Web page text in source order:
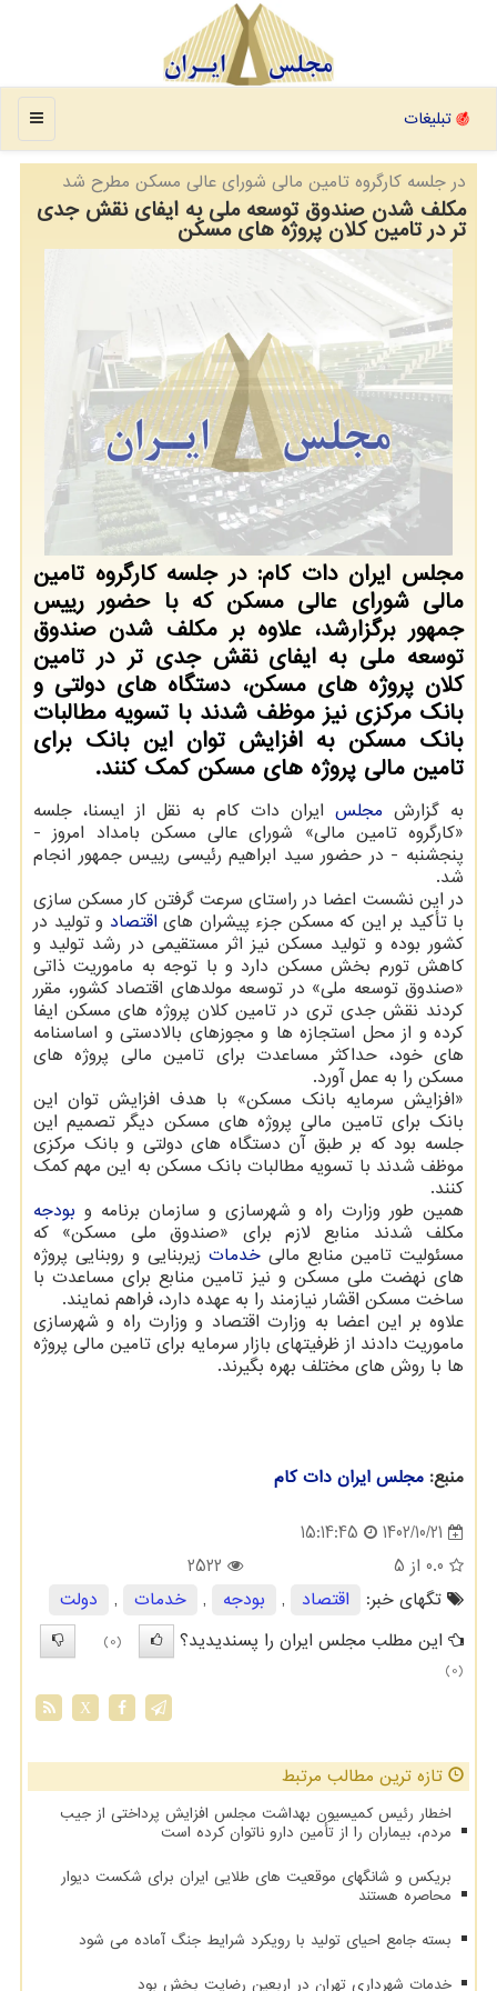
منو تبلیغات
در جلسه كارگروه تامین مالی شورای عالی مسكن مطرح شد
مکلف شدن صندوق توسعه ملی به ایفای نقش جدی
تر در تامین کلان پروژه های مسکن
مجلس ایران دات کام: در جلسه کارگروه تامین
مالی شورای عالی مسکن که با حضور رییس
جمهور برگزارشد، علاوه بر مکلف شدن صندوق
توسعه ملی به ایفای نقش جدی تر در تامین
کلان پروژه های مسکن، دستگاه های دولتی و
بانک مرکزی نیز موظف شدند با تسویه مطالبات
بانک مسکن به افزایش توان این بانک برای
تامین مالی پروژه های مسکن کمک کنند.
به گزارش مجلس ایران دات کام به نقل از ایسنا، جلسه
«کارگروه تامین مالی» شورای عالی مسکن بامداد امروز -
پنجشنبه - در حضور سید ابراهیم رئیسی رییس جمهور انجام
شد.
در این نشست اعضا در راستای سرعت گرفتن کار مسکن سازی
با تأکید بر این که مسکن جزء پیشران های اقتصاد و تولید در
کشور بوده و تولید مسکن نیز اثر مستقیمی در رشد تولید و
کاهش تورم بخش مسکن دارد و با توجه به ماموریت ذاتی
«صندوق توسعه ملی» در توسعه مولدهای اقتصاد کشور، مقرر
کردند نقش جدی تری در تامین کلان پروژه های مسکن ایفا
کرده و از محل استجازه ها و مجوزهای بالادستی و اساسنامه
های خود، حداکثر مساعدت برای تامین مالی پروژه های
مسکن را به عمل آورد.
«افزایش سرمایه بانک مسکن» با هدف افزایش توان این
بانک برای تامین مالی پروژه های مسکن دیگر تصمیم این
جلسه بود که بر طبق آن دستگاه های دولتی و بانک مرکزی
موظف شدند با تسویه مطالبات بانک مسکن به این مهم کمک
کنند.
همین طور وزارت راه و شهرسازی و سازمان برنامه و بودجه
مکلف شدند منابع لازم برای «صندوق ملی مسکن» که
مسئولیت تامین منابع مالی خدمات زیربنایی و روبنایی پروژه
های نهضت ملی مسکن و نیز تامین منابع برای مساعدت با
ساخت مسکن اقشار نیازمند را به عهده دارد، فراهم نمایند.
علاوه بر این اعضا به وزارت اقتصاد و وزارت راه و شهرسازی
ماموریت دادند از ظرفیتهای بازار سرمایه برای تامین مالی پروژه
ها با روش های مختلف بهره بگیرند.
منبع: مجلس ایران دات كام
1402/10/21
15:14:45
0.0 از 5
2522
تگهای خبر:
اقتصاد , بودجه , خدمات ,
دولت
این مطلب مجلس ایران را پسندیدید؟
(0)
(0)
X
تازه ترین مطالب مرتبط
اخطار رئیس کمیسیون بهداشت مجلس افزایش پرداختی از جیب
مردم، بیماران را از تأمین دارو ناتوان کرده است
بریکس و شانگهای موقعیت های طلایی ایران برای شکست دیوار
محاصره هستند
بسته جامع احیای تولید با رویکرد شرایط جنگ آماده می شود
خدمات شهرداری تهران در اربعین رضایت بخش بود